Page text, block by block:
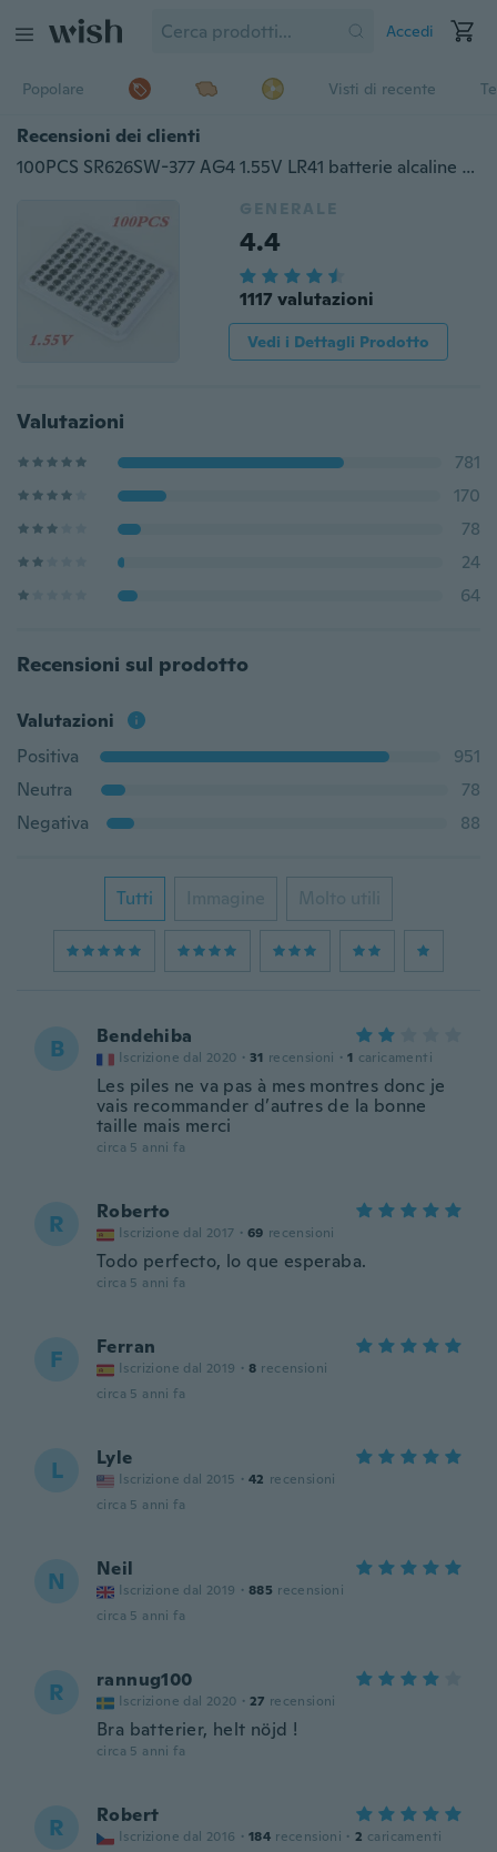
Accedi
Popolare Visti di recente
Recensioni dei clienti
100PCS SR626SW-377 AG4 1.55V LR41 batterie alcaline per orologio a bottone (colore: argento)
GENERALE
4.4
1117 valutazioni
Vedi i Dettagli Prodotto
Valutazioni
781
170
78
24
64
Recensioni sul prodotto
Valutazioni
Positiva
951
Neutra
78
Negativa
88
Tutti Immagine Molto utili
B Bendehiba
Iscrizione dal 2020 · 31 recensioni · 1 caricamenti
Les piles ne va pas à mes montres donc je
vais recommander d’autres de la bonne
taille mais merci
circa 5 anni fa
R Roberto
Iscrizione dal 2017 · 69 recensioni
Todo perfecto, lo que esperaba.
circa 5 anni fa
F Ferran
Iscrizione dal 2019 · 8 recensioni
circa 5 anni fa
L Lyle
Iscrizione dal 2015 · 42 recensioni
circa 5 anni fa
N Neil
Iscrizione dal 2019 · 885 recensioni
circa 5 anni fa
R rannug100
Iscrizione dal 2020 · 27 recensioni
Bra batterier, helt nöjd !
circa 5 anni fa
R Robert
Iscrizione dal 2016 · 184 recensioni · 2 caricamenti